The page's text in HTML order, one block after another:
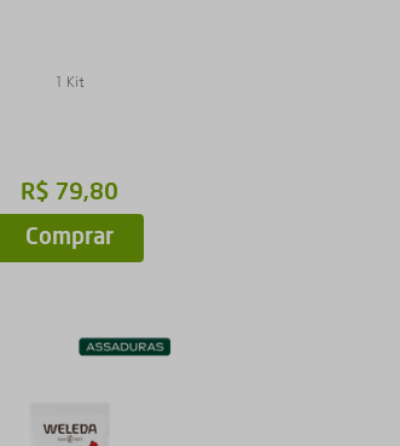
1 Kit
R$ 79,80
Comprar